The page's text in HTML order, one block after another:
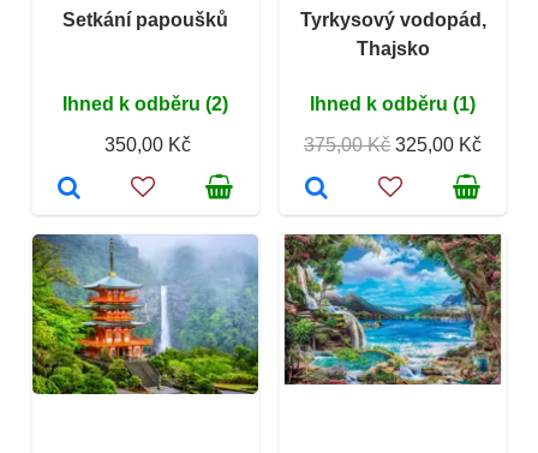
Setkání papoušků
Ihned k odběru (2)
350,00 Kč
Tyrkysový vodopád,
Thajsko
Ihned k odběru (1)
375,00 Kč 325,00 Kč